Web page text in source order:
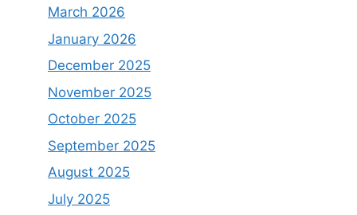
March 2026
January 2026
December 2025
November 2025
October 2025
September 2025
August 2025
July 2025